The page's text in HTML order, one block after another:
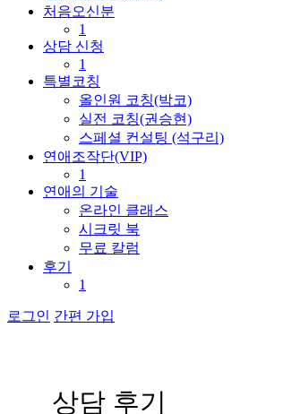
처음오신분
1
상담 신청
1
특별코칭
올인원 코칭(박코)
실전 코칭(권승현)
스페셜 컨설팅 (석구리)
연애조작단(VIP)
1
연애의 기술
온라인 클래스
시크릿 북
무료 칼럼
후기
1
로그인 간편 가입
상담 후기